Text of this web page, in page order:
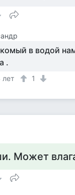
в водой
.
лет 1
Может